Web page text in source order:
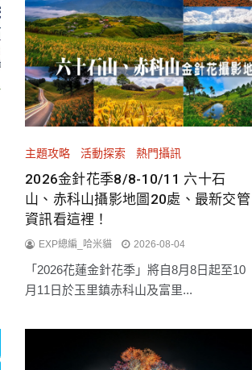
主題攻略 活動探索 熱門攝訊
2026金針花季8/8-10/11 六十石
山、赤科山攝影地圖20處、最新交管
資訊看這裡！
EXP總編_哈米貓 2026-08-04
「2026花蓮金針花季」將自8月8日起至10
月11日於玉里鎮赤科山及富里...